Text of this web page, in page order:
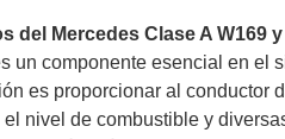
del Mercedes Clase A W169
un componente esencial en el
es proporcionar al conductor
el nivel de combustible y